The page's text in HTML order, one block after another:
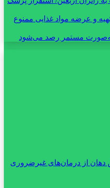
از درمان‌های غیرضروری